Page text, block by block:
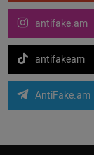
antifake.am
antifakeam
AntiFake.am